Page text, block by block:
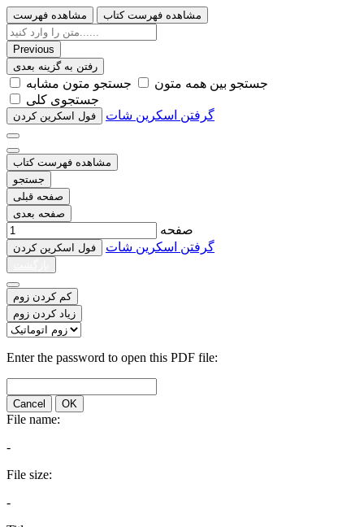
مشاهده فهرست مشاهده فهرست کتاب
Previous
رفتن به گزینه بعدی
ﺟﺴﺘﺠﻮ ﺑﯿﻦ ﻫﻤﻪ ﻣﺘﻮﻥ
ﺟﺴﺘﺠﻮ ﻣﺘﻮﻥ ﻣﺸﺎﺑﻪ
ﺟﺴﺘﺠﻮﯼ ﮐﻠﯽ
ﻓﻮﻝ اﺳﮑﺮﯾﻦ ﮐﺮﺩﻥ گرفتن اسکرین شات
مشاهده فهرست کتاب
جستجو
صفحه قبلی
صفحه بعدی
صفحه
ﻓﻮﻝ اﺳﮑﺮﯾﻦ ﮐﺮﺩﻥ گرفتن اسکرین شات
کم کردن زوم
زیاد کردن زوم
Enter the password to open this PDF file:
Cancel OK
File name:
-
File size:
-